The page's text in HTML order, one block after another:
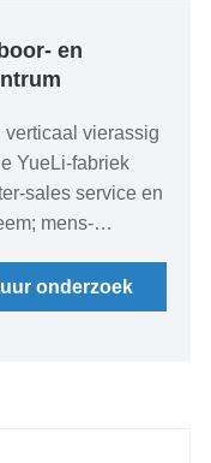
en
verticaal vierassig
YueLi-fabriek
sales service en
mens-
en eenvoudige
het snel leren.
onderzoek